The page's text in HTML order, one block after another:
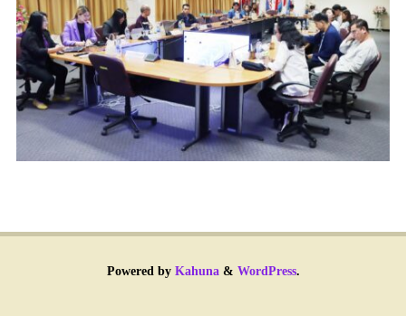
Powered byKahuna& WordPress.